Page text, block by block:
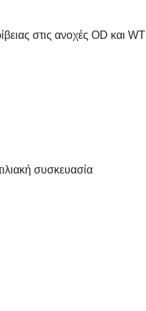
στις ανοχές OD και WT
συσκευασία